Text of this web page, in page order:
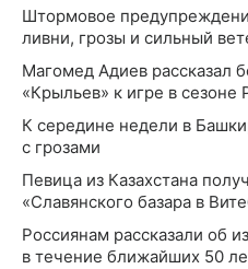
Штормовое
ливни, грозы и сильный
Магомед Адиев рассказал
«Крыльев» к игре в сезоне
К середине недели в
с грозами
Певица из Казахстана
«Славянского базара в
Россиянам рассказали об
в течение ближайших 50